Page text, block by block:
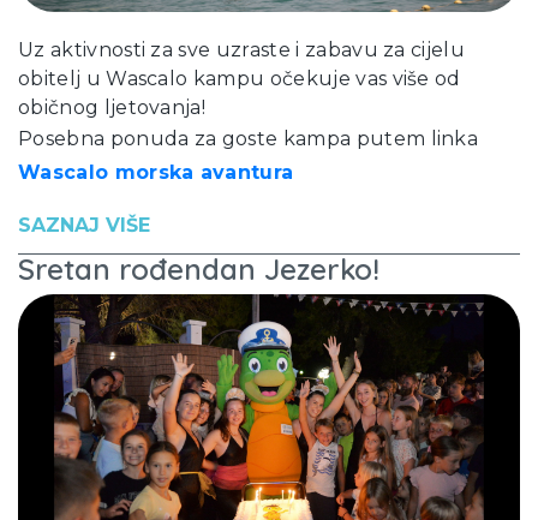
Uz aktivnosti za sve uzraste i zabavu za cijelu
obitelj u Wascalo kampu očekuje vas više od
običnog ljetovanja!
Posebna ponuda za goste kampa putem linka
Wascalo morska avantura
SAZNAJ VIŠE
Sretan rođendan Jezerko!